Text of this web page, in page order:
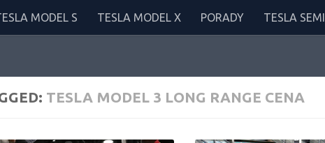
MODEL S TESLA MODEL X PORADY TESLA SEMI
TESLA MODEL 3 LONG RANGE CENA